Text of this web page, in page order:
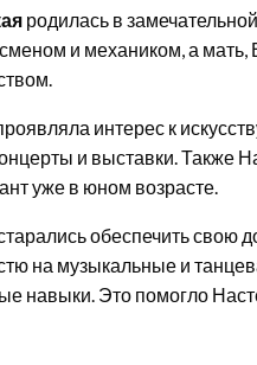
родилась в
и механиком, а
интерес к
и выставки. Также
уже в юном возрасте.
обеспечить
на музыкальные и
навыки. Это помогло